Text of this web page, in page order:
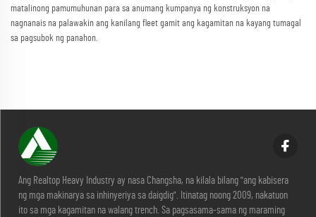
matalinong pamumuhunan para sa anumang kumpanya ng konstruksyon na
nagnanais na palawakin ang kanilang fleet gamit ang kagamitan na kayang tumagal
sa pagsubok ng panahon.
Ang Realtop Heavy Industry ay nasa Changsha, na kilala bilang "ang kabisera
ng mga makinarya sa inhinyeriya sa daigdig". Itinatag noong 2009, nakatuon
ito sa mga kagamitan na walang trench. Sa pagsasama-sama ng maraming